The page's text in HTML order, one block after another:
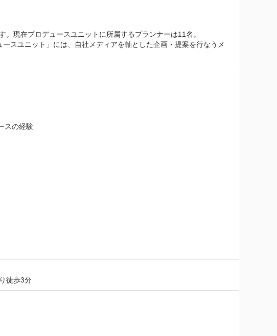
現在プロデュースユニットに所属するプランナーは11名。
スユニット」には、自社メディアを軸とした企画・提案を行なうメ
スの経験
徒歩3分